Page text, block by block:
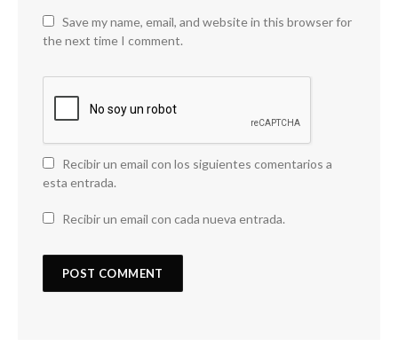
Save my name, email, and website in this browser for
the next time I comment.
Recibir un email con los siguientes comentarios a
esta entrada.
Recibir un email con cada nueva entrada.